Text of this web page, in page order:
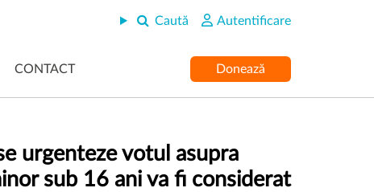
Caută Autentificare
CONTACT Donează
urgenteze votul asupra
sub 16 ani va fi considerat